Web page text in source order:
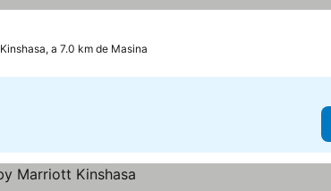
Kinshasa, a 7.0 km de Masina